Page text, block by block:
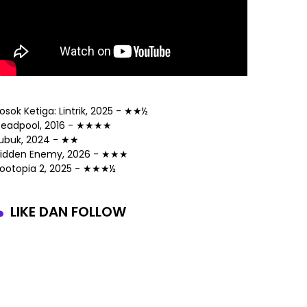
Ketiga: Lintrik, 2025 - ★★½
2016 - ★★★★
2024 - ★★
Enemy, 2026 - ★★★
2, 2025 - ★★★½
LIKE DAN FOLLOW